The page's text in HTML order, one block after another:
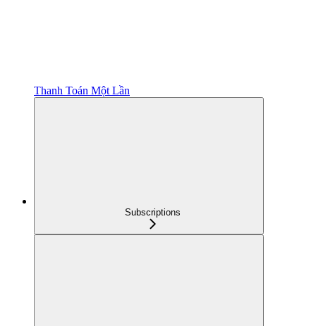
Thanh Toán Một Lần
Subscriptions